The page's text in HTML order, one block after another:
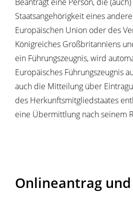
Staatsangehörigkeit eines
Europäischen Union oder des
Königreiches Großbritanniens
ein Führungszeugnis, wird
Europäisches Führungszeugnis
auch die Mitteilung über
des Herkunftsmitgliedstaates
eine Übermittlung nach seinem
Onlineantrag